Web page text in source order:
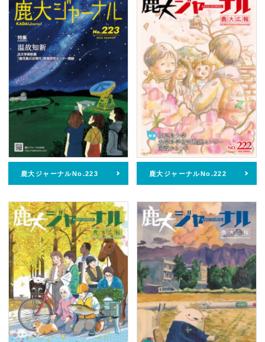
鹿大ジャーナル
鹿大だより
鹿児島大学広報センターについて
鹿大ジャーナルNo.223 鹿大ジャーナルNo.222